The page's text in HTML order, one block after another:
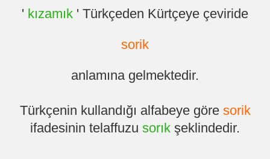
' kızamık ' Türkçeden Kürtçeye çeviride
sorik
anlamına gelmektedir.
Türkçenin kullandığı alfabeye göre sorik
ifadesinin telaffuzu sorık şeklindedir.